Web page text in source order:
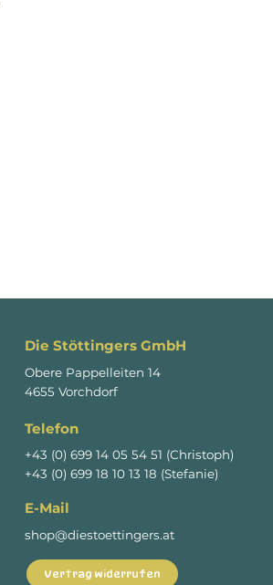
Die Stöttingers GmbH
Obere Pappelleiten 14
4655 Vorchdorf
Telefon
+43 (0) 699 14 05 54 51 (Christoph)
+43 (0) 699 18 10 13 18 (Stefanie)
E-Mail
shop@diestoettingers.at
Vertrag widerrufen